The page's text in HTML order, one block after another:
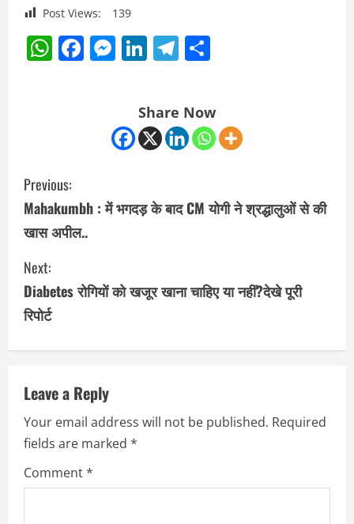
Post Views: 139
WhatsApp
Facebook
Messenger
LinkedIn
Telegram
Share Now
C
o
n
t
i
n
e
R
e
Previous:
Mahakumbh : में भगदड़ के बाद CM योगी ने श्रद्धालुओं से की
खास अपील..
Next:
Diabetes रोगियों को खजूर खाना चाहिए या नहीं?देखे पूरी
रिपोर्ट
Leave a Reply
Your email address will not be published. Required
fields are marked *
Comment*